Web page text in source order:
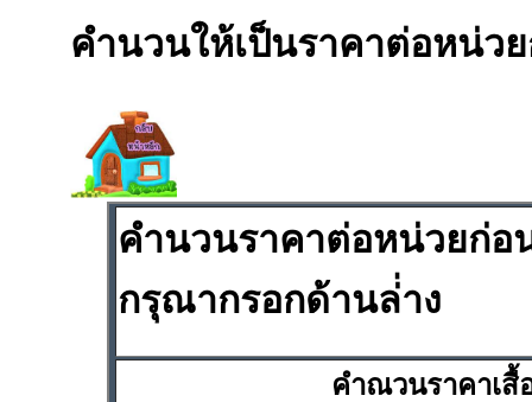
คำนวนให้เป็นราคาต่อหน่วย
คำนวนราคาต่อหน่วยก่อ
กรุณากรอกด้านล่่าง
คำณวนราคาเสื้